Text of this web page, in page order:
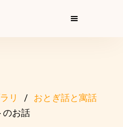
リ
おとぎ話と寓話
のお話